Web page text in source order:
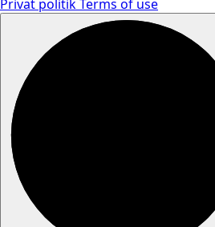
Privat politikTerms of use